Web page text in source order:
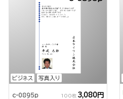
ビジネス 写真入り
c-0895p 100枚 3,080円